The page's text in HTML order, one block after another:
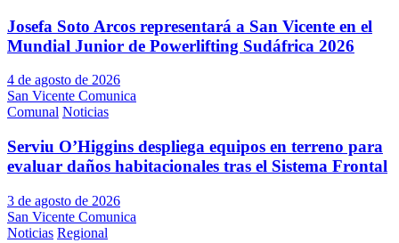
Josefa Soto Arcos representará a San Vicente en el
Mundial Junior de Powerlifting Sudáfrica 2026
4 de agosto de 2026
San Vicente Comunica
Comunal Noticias
Serviu O’Higgins despliega equipos en terreno para
evaluar daños habitacionales tras el Sistema Frontal
3 de agosto de 2026
San Vicente Comunica
Noticias Regional